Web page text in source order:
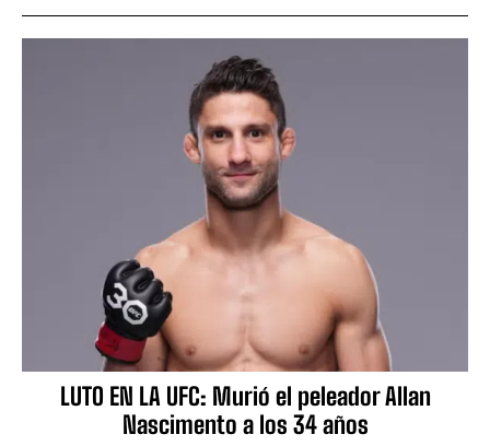
LUTO EN LA UFC: Murió el peleador Allan
Nascimento a los 34 años